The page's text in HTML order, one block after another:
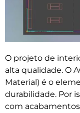
O projeto de
alta qualidade. O
Material) é o
durabilidade. Por
com